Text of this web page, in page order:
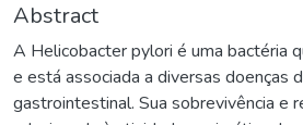
Abstract
A Helicobacter pylori é uma bactéria
e está associada a diversas doenças
gastrointestinal. Sua sobrevivência e